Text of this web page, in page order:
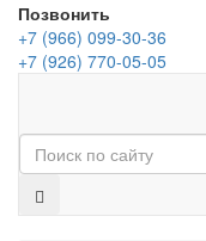
Позвонить
+7 (966) 099-30-36
+7 (926) 770-05-05